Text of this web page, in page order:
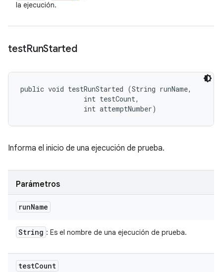
la ejecución.
testRunStarted
public void testRunStarted (String runName,
                int testCount,
                int attemptNumber)
Informa el inicio de una ejecución de prueba.
Parámetros
runName
String : Es el nombre de una ejecución de prueba.
testCount